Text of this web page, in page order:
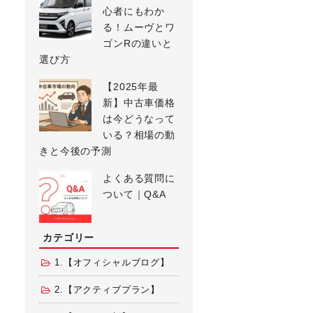
心者にもわか
る！ムーヴとワ
ゴンRの違いと
選び方
【2025年最
新】中古車価格
は今どうなって
いる？相場の動
きと今後の予測
よくある質問に
ついて｜Q&A
カテゴリー
1.【オフィシャルブログ】
2.【アクティブプラン】